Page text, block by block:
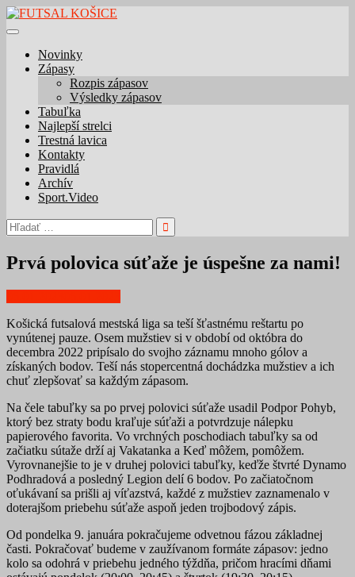
Skip
to
Novinky
Zápasy
Rozpis zápasov
Výsledky zápasov
Tabuľka
Najlepší strelci
Trestná lavica
Kontakty
Pravidlá
Archív
Sport.Video
Hľadať:
Prvá polovica súťaže je úspešne za nami!
Košická futsalová mestská liga sa teší šťastnému reštartu po
vynútenej pauze. Osem mužstiev si v období od októbra do
decembra 2022 pripísalo do svojho záznamu mnoho gólov a
získaných bodov. Teší nás stopercentná dochádzka mužstiev a ich
chuť zlepšovať sa každým zápasom.
Na čele tabuľky sa po prvej polovici súťaže usadil Podpor Pohyb,
ktorý bez straty bodu kraľuje súťaži a potvrdzuje nálepku
papierového favorita. Vo vrchných poschodiach tabuľky sa od
začiatku sútaže drží aj Vakatanka a Keď môžem, pomôžem.
Vyrovnanejšie to je v druhej polovici tabuľky, keďže štvrté Dynamo
Podhradová a posledný Legion delí 6 bodov. Po začiatočnom
oťukávaní sa prišli aj víťazstvá, každé z mužstiev zaznamenalo v
doterajšom priebehu súťaže aspoň jeden trojbodový zápis.
Od pondelka 9. januára pokračujeme odvetnou fázou základnej
časti. Pokračovať budeme v zaužívanom formáte zápasov: jedno
kolo sa odohrá v priebehu jedného týždňa, pričom hracími dňami